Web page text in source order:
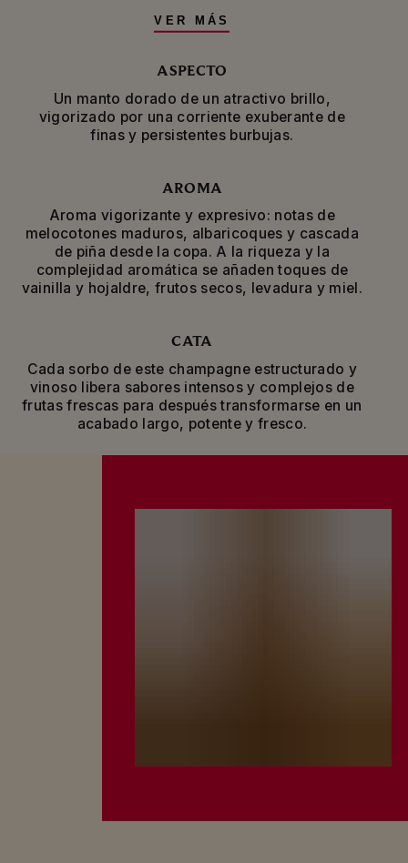
Mumm Grand Cordon, epítome del estilo
matices de la variedad de uva Pinot Noir de la
región francesa de Champagne. Estos se
obtienen a partir de más de 100 caldos que
permiten elaborar un vino audaz y rico que
equilibra sutilmente la potencia y la estructura
Una parte de los vinos de reserva de esta cuvée
se envejecen en tinas de roble, lo que les aporta
una complejidad aromática aún mayor.
La intensidad fresca y excepcional del
champagne Mumm Grand Cordon evoca la
euforia de los momentos más inolvidables de la
personales o simplemente celebramos la
VER MÁS
ASPECTO
Un manto dorado de un atractivo brillo,
vigorizado por una corriente exuberante de
finas y persistentes burbujas.
AROMA
Aroma vigorizante y expresivo: notas de
melocotones maduros, albaricoques y cascada
de piña desde la copa. A la riqueza y la
complejidad aromática se añaden toques de
vainilla y hojaldre, frutos secos, levadura y miel.
CATA
Cada sorbo de este champagne estructurado y
vinoso libera sabores intensos y complejos de
frutas frescas para después transformarse en un
acabado largo, potente y fresco.